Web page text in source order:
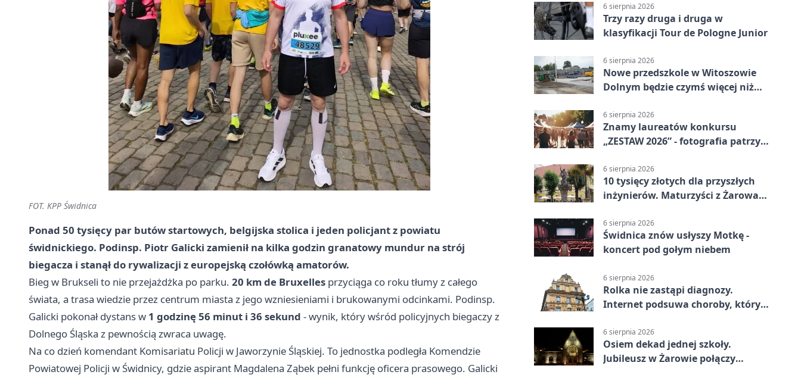
FOT. KPP Świdnica
Ponad 50 tysięcy par butów startowych, belgijska stolica i jeden policjant z powiatu
świdnickiego. Podinsp. Piotr Galicki zamienił na kilka godzin granatowy mundur na strój
biegacza i stanął do rywalizacji z europejską czołówką amatorów.
Bieg w Brukseli to nie przejażdżka po parku. 20 km de Bruxelles przyciąga co roku tłumy z całego
świata, a trasa wiedzie przez centrum miasta z jego wzniesieniami i brukowanymi odcinkami. Podinsp.
Galicki pokonał dystans w 1 godzinę 56 minut i 36 sekund - wynik, który wśród policyjnych biegaczy z
Dolnego Śląska z pewnością zwraca uwagę.
Na co dzień komendant Komisariatu Policji w Jaworzynie Śląskiej. To jednostka podległa Komendzie
Powiatowej Policji w Świdnicy, gdzie aspirant Magdalena Ząbek pełni funkcję oficera prasowego. Galicki
6 sierpnia 2026
Trzy razy druga i druga w
klasyfikacji Tour de Pologne Junior
6 sierpnia 2026
Nowe przedszkole w Witoszowie
Dolnym będzie czymś więcej niż
6 sierpnia 2026
Znamy laureatów konkursu
„ZESTAW 2026” - fotografia patrzy
6 sierpnia 2026
10 tysięcy złotych dla przyszłych
inżynierów. Maturzyści z Żarowa
6 sierpnia 2026
Świdnica znów usłyszy Motkę -
koncert pod gołym niebem
6 sierpnia 2026
Rolka nie zastąpi diagnozy.
Internet podsuwa choroby, których
6 sierpnia 2026
Osiem dekad jednej szkoły.
Jubileusz w Żarowie połączy